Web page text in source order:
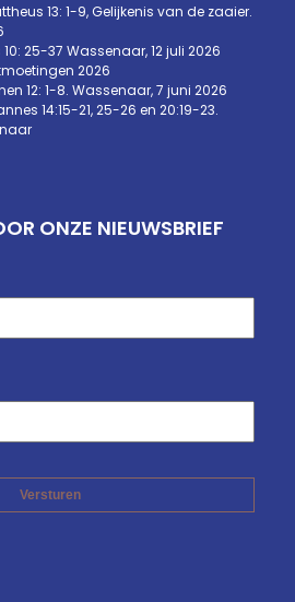
13: 1-9, Gelijkenis van de zaaier.
25-37 Wassenaar, 12 juli 2026
2026
12: 1-8. Wassenaar, 7 juni 2026
14:15-21, 25-26 en 20:19-23.
ONZE NIEUWSBRIEF